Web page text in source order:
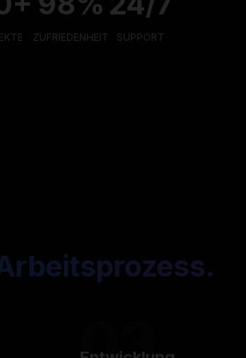
ZUFRIEDENHEIT SUPPORT
03